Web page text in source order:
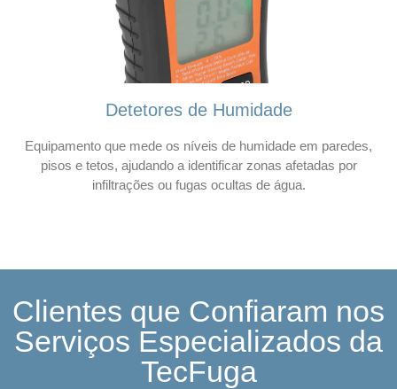
Detetores de Humidade
Equipamento que mede os níveis de humidade em paredes,
pisos e tetos, ajudando a identificar zonas afetadas por
infiltrações ou fugas ocultas de água.
Clientes que Confiaram nos
Serviços Especializados da
TecFuga